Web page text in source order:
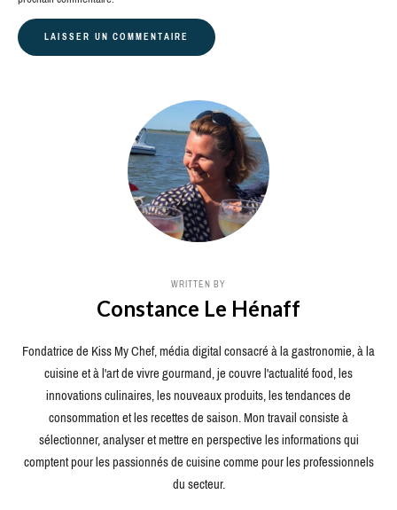
WRITTEN BY
Constance Le Hénaff
Fondatrice de Kiss My Chef, média digital consacré à la gastronomie, à la
cuisine et à l'art de vivre gourmand, je couvre l'actualité food, les
innovations culinaires, les nouveaux produits, les tendances de
consommation et les recettes de saison. Mon travail consiste à
sélectionner, analyser et mettre en perspective les informations qui
comptent pour les passionnés de cuisine comme pour les professionnels
du secteur.